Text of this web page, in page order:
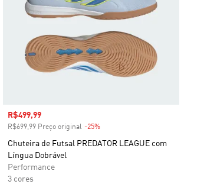
Preço com desconto
R$499,99
R$699,99 Preço original -25%Desconto
Chuteira de Futsal PREDATOR LEAGUE com
Língua Dobrável
Performance
3 cores